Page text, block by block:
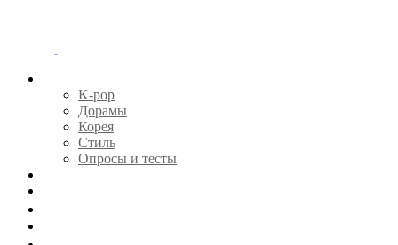
K-pop
Дорамы
Корея
Стиль
Опросы и тесты